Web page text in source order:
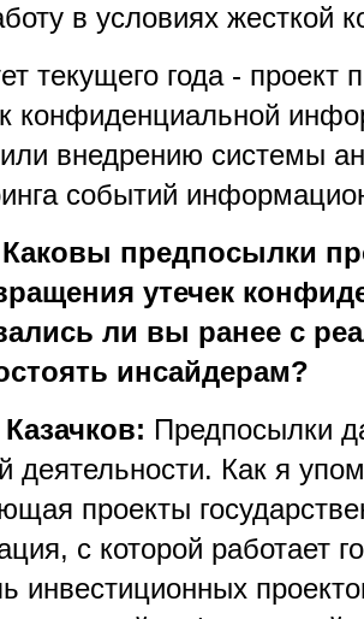
в условиях жесткой
текущего года -
конфиденциальной
внедрению системы
событий
Каковы предпосылки
утечек
ли вы ранее с
инсайдерам?
Предпосылки
деятельности. Как я
проекты
с которой работает
инвестиционных